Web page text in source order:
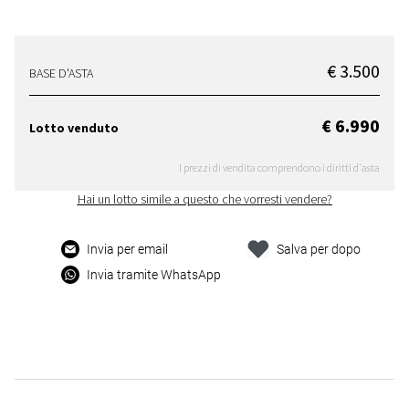
BASE D'ASTA € 3.500
Lotto venduto € 6.990
I prezzi di vendita comprendono i diritti d'asta
Hai un lotto simile a questo che vorresti vendere?
Invia per email
Invia tramite WhatsApp
Salva per dopo